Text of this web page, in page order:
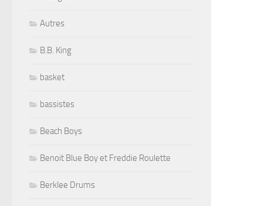
Autres
B.B. King
basket
bassistes
Beach Boys
Benoit Blue Boy et Freddie Roulette
Berklee Drums